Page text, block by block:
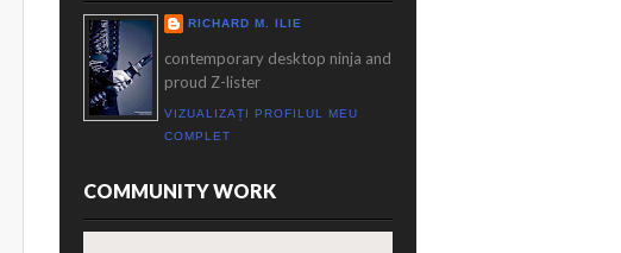
RICHARD M. ILIE
contemporary desktop ninja and
proud Z-lister
VIZUALIZAȚI PROFILUL MEU
COMPLET
COMMUNITY WORK